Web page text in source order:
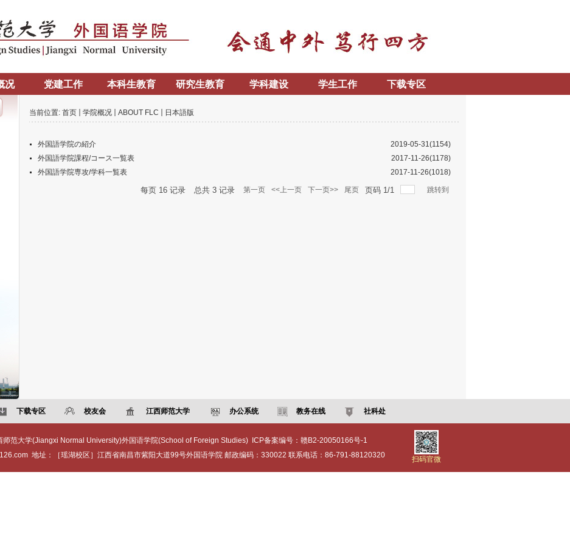
况 党建工作 本科生教育 研究生教育 学科建设 学生工作 下载专区
当前位置: 首页 学院概况 ABOUT FLC 日本語版
外国語学院の紹介 2019-05-31(1154)
外国語学院課程/コース一覧表
2017-11-26(1178)
外国語学院専攻/学科一覧表
2017-11-26(1018)
每页 16记录 总共 3记录 第一页 <<上一页 下一页>> 尾页 页码 1/1 跳转到
下载专区 校友会 江西师范大学 办公系统 教务在线 社科处
师范大学(Jiangxi Normal University)外国语学院(School of Foreign Studies) ICP备案编号：赣B2-20050166号-1
地址：［瑶湖校区］江西省南昌市紫阳大道99号外国语学院 邮政编码：330022 联系电话：86-791-88120320
扫码官微